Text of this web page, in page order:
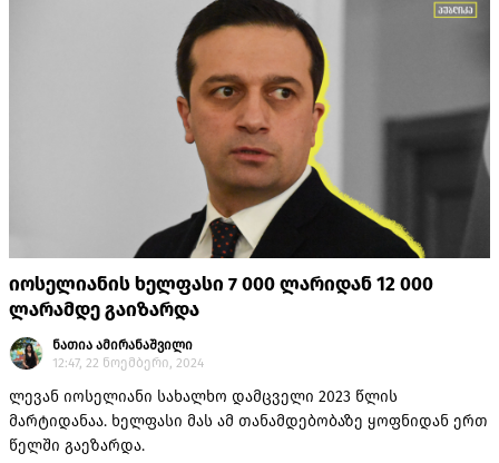
გიორგი შანიძის შემთხვევაში მოხდა.
იოსელიანის ხელფასი 7 000 ლარიდან 12 000
ლარამდე გაიზარდა
ნათია ამირანაშვილი
12:47, 22 ნოემბერი, 2024
ლევან იოსელიანი სახალხო დამცველი 2023 წლის
მარტიდანაა. ხელფასი მას ამ თანამდებობაზე ყოფნიდან ერთ
წელში გაეზარდა.